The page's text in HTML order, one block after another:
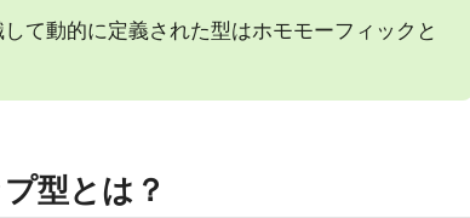
て動的に定義された型はホモモーフィックと
型とは？